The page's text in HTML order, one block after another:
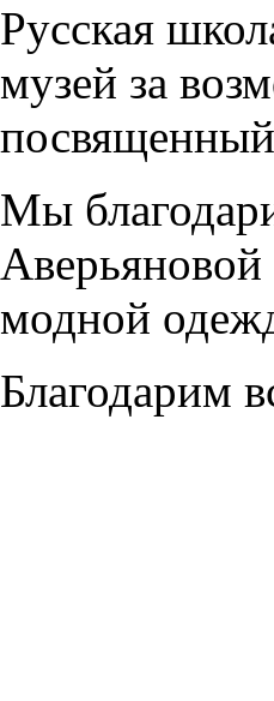
Русская
музей за
Мы
модной
Благодарим